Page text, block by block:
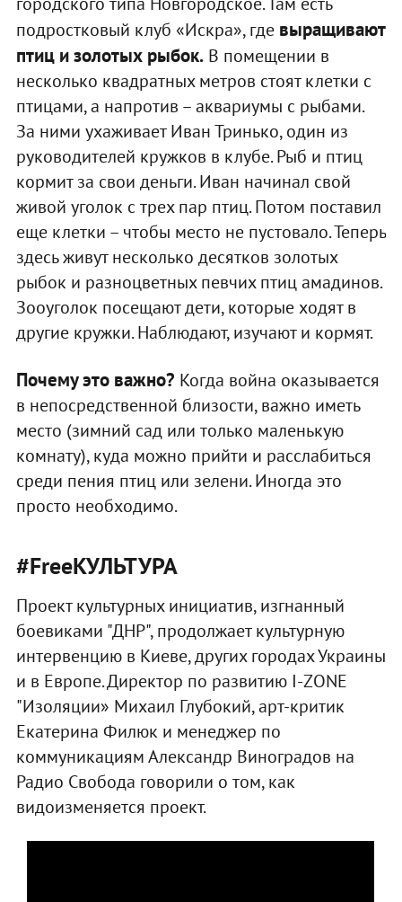
подростковый клуб «Искра», где выращивают
птиц и золотых рыбок.В помещении в
несколько квадратных метров стоят клетки с
птицами, а напротив – аквариумы с рыбами.
За ними ухаживает Иван Тринько, один из
руководителей кружков в клубе. Рыб и птиц
кормит за свои деньги. Иван начинал свой
живой уголок с трех пар птиц. Потом поставил
еще клетки – чтобы место не пустовало. Теперь
здесь живут несколько десятков золотых
рыбок и разноцветных певчих птиц амадинов.
Зооуголок посещают дети, которые ходят в
другие кружки. Наблюдают, изучают и кормят.
Почему это важно? Когда война оказывается
в непосредственной близости, важно иметь
место (зимний сад или только маленькую
комнату), куда можно прийти и расслабиться
среди пения птиц или зелени. Иногда это
просто необходимо.
#FreeКУЛЬТУРА
Проект культурных инициатив, изгнанный
боевиками "ДНР", продолжает культурную
интервенцию в Киеве, других городах Украины
и в Европе. Директор по развитию I-ZONE
"Изоляции» Михаил Глубокий, арт-критик
Екатерина Филюк и менеджер по
коммуникациям Александр Виноградов на
Радио Свобода говорили о том, как
видоизменяется проект.